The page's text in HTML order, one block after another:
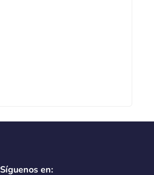
Síguenos en: